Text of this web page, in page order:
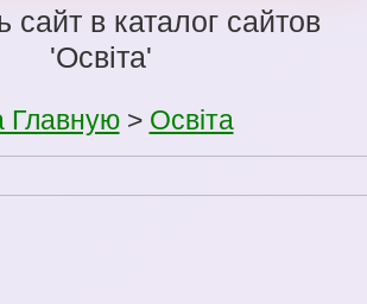
сайт в каталог сайтов
'Освіта'
Главную> Освіта